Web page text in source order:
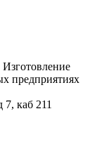
предприятиях
7, каб 211